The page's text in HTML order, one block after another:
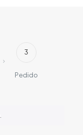
3
Pedido